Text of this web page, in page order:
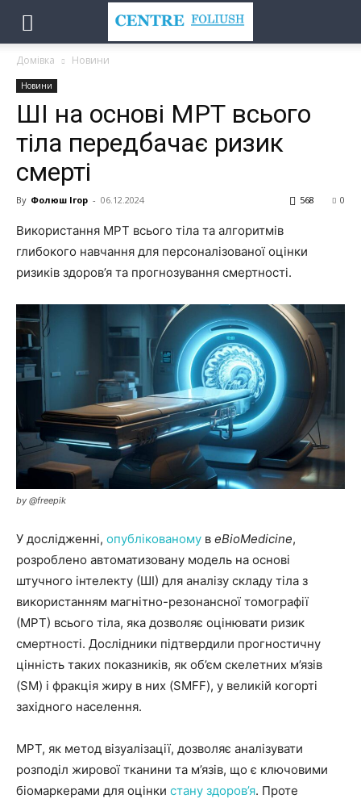
Домівка Новини
Новини
ШІ на основі МРТ всього
тіла передбачає ризик
смерті
By Фолюш Ігор - 06.12.2024 0
568
Використання МРТ всього тіла та алгоритмів
глибокого навчання для персоналізованої оцінки
ризиків здоров’я та прогнозування смертності.
by @freepik
У дослідженні, опублікованому в eBioMedicine,
розроблено автоматизовану модель на основі
штучного інтелекту (ШІ) для аналізу складу тіла з
використанням магнітно-резонансної томографії
(МРТ) всього тіла, яка дозволяє оцінювати ризик
смертності. Дослідники підтвердили прогностичну
цінність таких показників, як об’єм скелетних м’язів
(SM) і фракція жиру в них (SMFF), у великій когорті
західного населення.
МРТ, як метод візуалізації, дозволяє аналізувати
розподіл жирової тканини та м’язів, що є ключовими
біомаркерами для оцінки стану здоров’я. Проте